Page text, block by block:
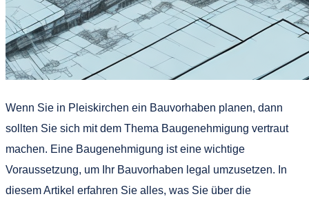
Wenn Sie in Pleiskirchen ein Bauvorhaben planen, dann
sollten Sie sich mit dem Thema Baugenehmigung vertraut
machen. Eine Baugenehmigung ist eine wichtige
Voraussetzung, um Ihr Bauvorhaben legal umzusetzen. In
diesem Artikel erfahren Sie alles, was Sie über die